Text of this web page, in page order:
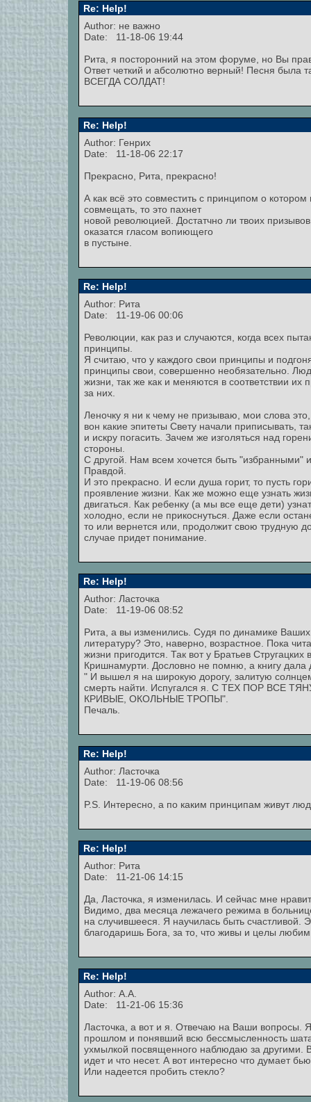
Re: Help!
Author: не важно
Date: 11-18-06 19:44
Рита, я посторонний на этом форуме, но Вы
Ответ четкий и абсолютно верный! Песня
ВСЕГДА СОЛДАТ!
Re: Help!
Author: Генрих
Date: 11-18-06 22:17
Прекрасно, Рита, прекрасно!
А как всё это совместить с принципом о
совмещать, то это пахнет
новой революцией. Достатчно ли твоих
оказатся гласом вопиющего
в пустыне.
Re: Help!
Author: Рита
Date: 11-19-06 00:06
Революции, как раз и случаются, когда всех
принципы.
Я считаю, что у каждого свои принципы и
принципы свои, совершенно необязательно.
жизни, так же как и меняются в соответствии их
за них.
Леночку я ни к чему не призываю, мои слова
вон какие эпитеты Свету начали приписывать,
и искру погасить. Зачем же изголяться над
стороны.
С другой. Нам всем хочется быть "избранными"
Правдой.
И это прекрасно. И если душа горит, то пусть
проявление жизни. Как же можно еще узнать
двигаться. Как ребенку (а мы все еще дети)
холодно, если не прикоснуться. Даже если
то или вернется или, продолжит свою трудную
случае придет понимание.
Re: Help!
Author: Ласточка
Date: 11-19-06 08:52
Рита, а вы изменились. Судя по динамике
литературу? Это, наверно, возрастное. Пока
жизни пригодится. Так вот у Братьев
Кришнамурти. Дословно не помню, а книгу дала
" И вышел я на широкую дорогу, залитую
смерть найти. Испугался я. С ТЕХ ПОР
КРИВЫЕ, ОКОЛЬНЫЕ ТРОПЫ".
Печаль.
Re: Help!
Author: Ласточка
Date: 11-19-06 08:56
P.S. Интересно, а по каким принципам живут
Re: Help!
Author: Рита
Date: 11-21-06 14:15
Да, Ласточка, я изменилась. И сейчас мне
Видимо, два месяца лежачего режима в
на случившееся. Я научилась быть счастливой.
благодаришь Бога, за то, что живы и целы
Re: Help!
Author: А.А.
Date: 11-21-06 15:36
Ласточка, а вот и я. Отвечаю на Ваши
прошлом и понявший всю бессмысленность
ухмылкой посвященного наблюдаю за другими.
идет и что несет. А вот интересно что думает
Или надеется пробить стекло?